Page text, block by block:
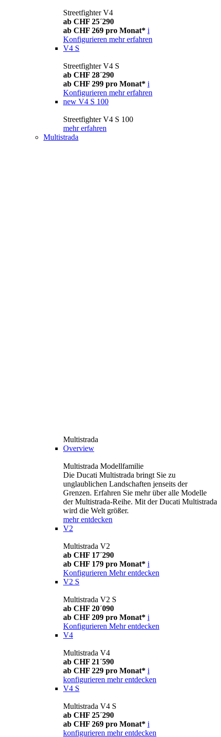
Streetfighter V4
ab CHF 25´290
ab CHF 269 pro Monat* i
Konfigurieren mehr erfahren
V4 S
Streetfighter V4 S
ab CHF 28´290
ab CHF 299 pro Monat* i
Konfigurieren mehr erfahren
new V4 S 100
Streetfighter V4 S 100
mehr erfahren
Multistrada
Multistrada
Overview
Multistrada Modellfamilie
Die Ducati Multistrada bringt Sie zu
unglaublichen Landschaften jenseits der
Grenzen. Erfahren Sie mehr über alle Modelle
der Multistrada-Reihe. Mit der Ducati Multistrada
wird die Welt größer.
mehr entdecken
V2
Multistrada V2
ab CHF 17´290
ab CHF 179 pro Monat* i
Konfigurieren Mehr entdecken
V2 S
Multistrada V2 S
ab CHF 20´090
ab CHF 209 pro Monat* i
Konfigurieren Mehr entdecken
V4
Multistrada V4
ab CHF 21´590
ab CHF 229 pro Monat* i
konfigurieren mehr entdecken
V4 S
Multistrada V4 S
ab CHF 25´290
ab CHF 269 pro Monat* i
konfigurieren mehr entdecken